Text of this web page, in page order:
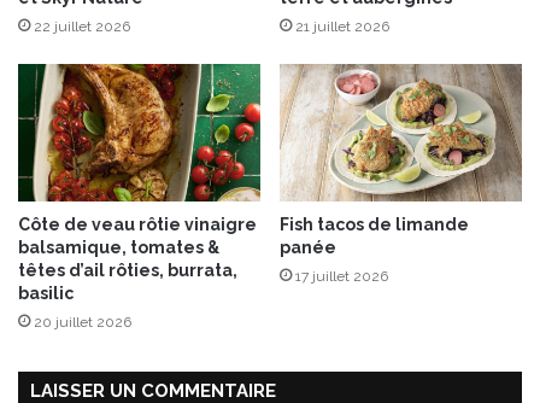
6
i
l
l
e
t
0
22 juillet 2026 21 juillet 2026
Côte de veau rôtie vinaigre
balsamique, tomates &
têtes d’ail rôties, burrata,
basilic
20 juillet 2026
Fish tacos de limande
panée
17 juillet 2026
LAISSER UN COMMENTAIRE